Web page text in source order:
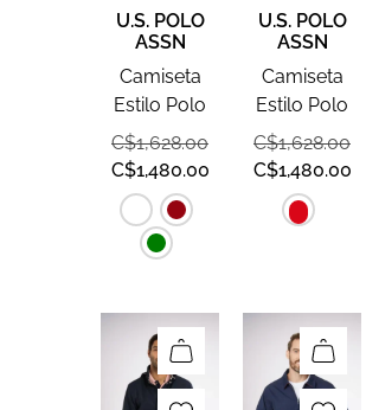
U.S. POLO
ASSN
Camiseta
Estilo Polo
C$1,628.00
C$1,480.00
U.S. POLO
ASSN
Camiseta
Estilo Polo
C$1,628.00
C$1,480.00